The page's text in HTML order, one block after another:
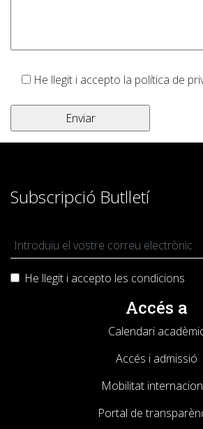
He llegit i accepto la política de
Subscripció Butlletí
He llegit i accepto les condicions
Accés a
Calendari
Accés i admissió
Mobilitat
Portal de